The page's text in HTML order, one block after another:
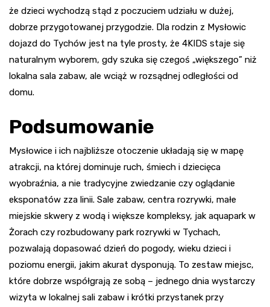
że dzieci wychodzą stąd z poczuciem udziału w dużej,
dobrze przygotowanej przygodzie. Dla rodzin z Mysłowic
dojazd do Tychów jest na tyle prosty, że 4KIDS staje się
naturalnym wyborem, gdy szuka się czegoś „większego” niż
lokalna sala zabaw, ale wciąż w rozsądnej odległości od
domu.
Podsumowanie
Mysłowice i ich najbliższe otoczenie układają się w mapę
atrakcji, na której dominuje ruch, śmiech i dziecięca
wyobraźnia, a nie tradycyjne zwiedzanie czy oglądanie
eksponatów zza linii. Sale zabaw, centra rozrywki, małe
miejskie skwery z wodą i większe kompleksy, jak aquapark w
Żorach czy rozbudowany park rozrywki w Tychach,
pozwalają dopasować dzień do pogody, wieku dzieci i
poziomu energii, jakim akurat dysponują. To zestaw miejsc,
które dobrze współgrają ze sobą – jednego dnia wystarczy
wizyta w lokalnej sali zabaw i krótki przystanek przy